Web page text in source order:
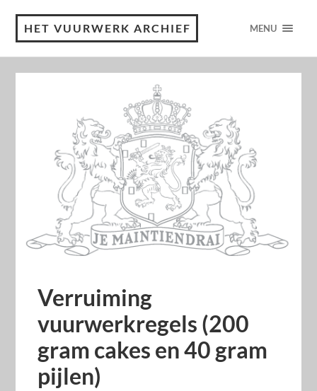
HET VUURWERK ARCHIEF MENU
Verruiming
vuurwerkregels (200
gram cakes en 40 gram
pijlen)